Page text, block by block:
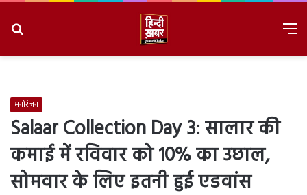
मनोरंजन
Salaar Collection Day 3: सालार की
कमाई में रविवार को 10% का उछाल,
सोमवार के लिए इतनी हुई एडवांस